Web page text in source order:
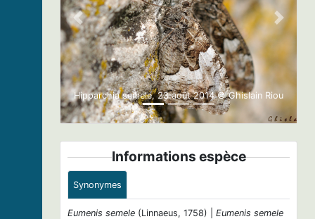
Hipparchia semele, 23 août 2014 © Ghislain Riou
Previous Next
Informations espèce
Synonymes
Eumenis semele (Linnaeus, 1758) | Eumenis semele